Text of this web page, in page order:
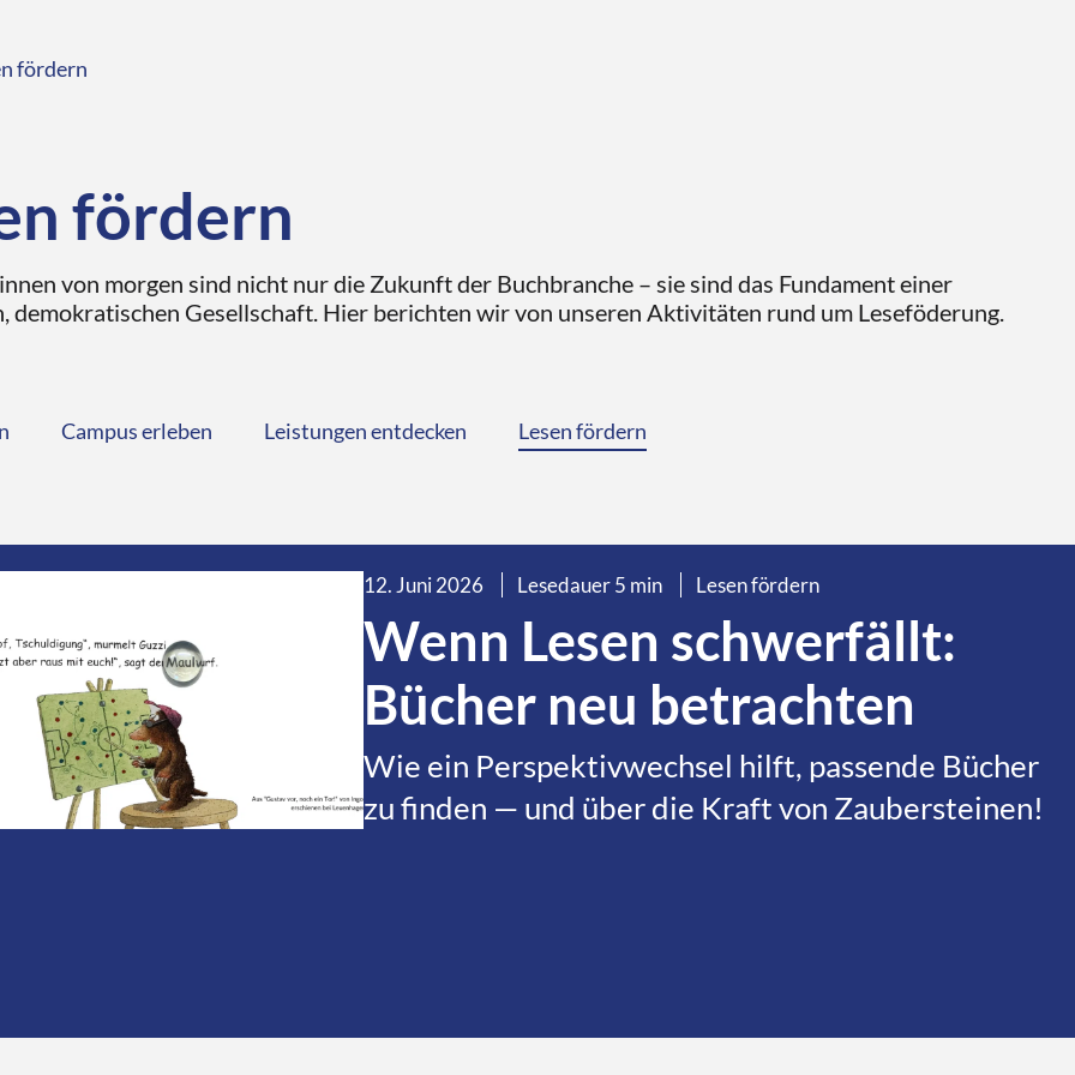
fördern
fördern
von morgen sind nicht nur die Zukunft der Buchbranche – sie sind das Fundament einer
demokratischen Gesellschaft. Hier berichten wir von unseren Aktivitäten rund um Leseföderung.
Campus erleben Leistungen entdecken Lesen fördern
12. Juni 2026 Lesedauer 5 min Lesen fördern
Wenn Lesen schwerfällt:
Bücher neu betrachten
Wie ein Perspektivwechsel hilft, passende Bücher
zu finden — und über die Kraft von Zaubersteinen!